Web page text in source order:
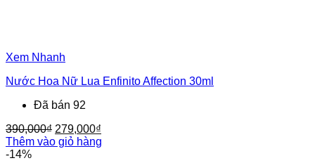
Xem Nhanh
Nước Hoa Nữ Lua Enfinito Affection 30ml
Đã bán 92
390,000₫ Giá
gốc
279,000₫
hiện
Thêm vào giỏ hàng
-14%